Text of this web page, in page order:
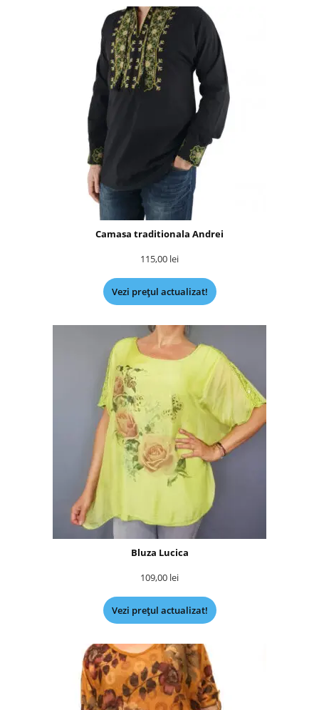
Camasa traditionala Andrei
115,00 lei
Vezi prețul actualizat!
Bluza Lucica
109,00 lei
Vezi prețul actualizat!